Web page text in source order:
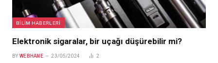
BILIM HABERLERI
Elektronik sigaralar, bir uçağı düşürebilir mi?
BY WEBHANE 23/05/2024 2